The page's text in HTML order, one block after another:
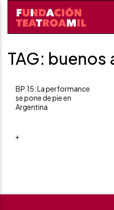
TAG: buenos
BP.15: La performance
se pone de pie en
Argentina
+